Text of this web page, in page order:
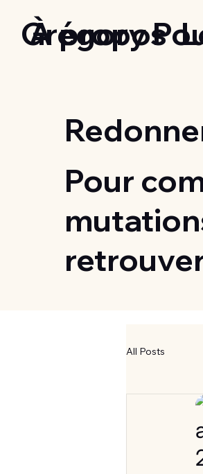
Grégory
À propos
Pour
All Posts